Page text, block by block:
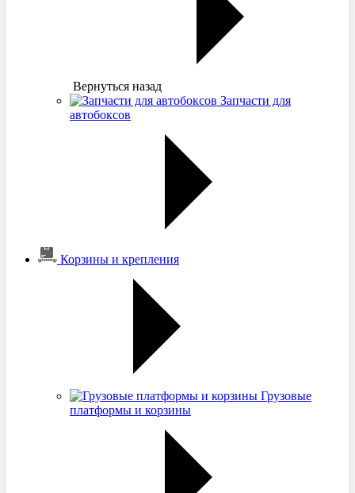
Вернуться назад
Запчасти для
автобоксов
Корзины и крепления
Грузовые
платформы и корзины